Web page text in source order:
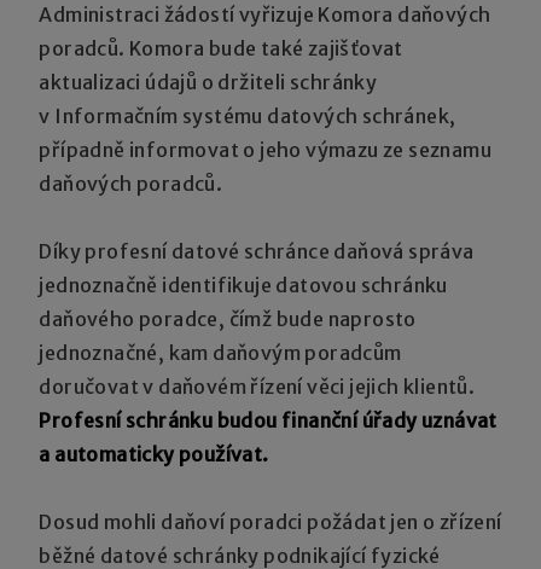
Administraci žádostí vyřizuje Komora daňových
poradců. Komora bude také zajišťovat
aktualizaci údajů o držiteli schránky
v Informačním systému datových schránek,
případně informovat o jeho výmazu ze seznamu
daňových poradců.
Díky profesní datové schránce daňová správa
jednoznačně identifikuje datovou schránku
daňového poradce, čímž bude naprosto
jednoznačné, kam daňovým poradcům
doručovat v daňovém řízení věci jejich klientů.
Profesní schránku budou finanční úřady uznávat
a automaticky používat.
Dosud mohli daňoví poradci požádat jen o zřízení
běžné datové schránky podnikající fyzické